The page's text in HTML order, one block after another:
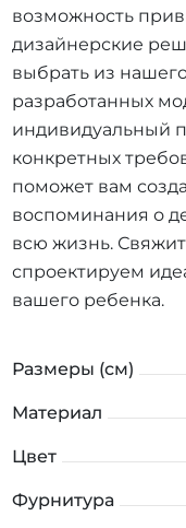
возможность
дизайнерские
выбрать из
разработанных
индивидуальный
конкретных
поможет вам
воспоминания о
всю жизнь.
спроектируем
вашего ребенка.
Размеры (см)
Материал
Цвет
Фурнитура